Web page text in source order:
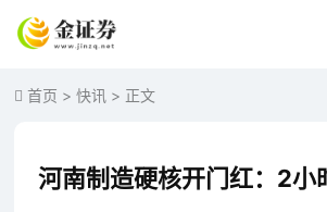
首页 >快讯 > 正文
河南制造硬核开门红：2小